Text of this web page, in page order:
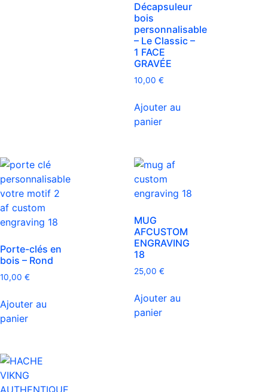
Décapsuleur
bois
personnalisable
– Le Classic –
1 FACE
GRAVÉE
10,00 €
Ajouter au
panier
Porte-clés en
bois – Rond
10,00 €
Ajouter au
panier
MUG
AFCUSTOM
ENGRAVING
18
25,00 €
Ajouter au
panier